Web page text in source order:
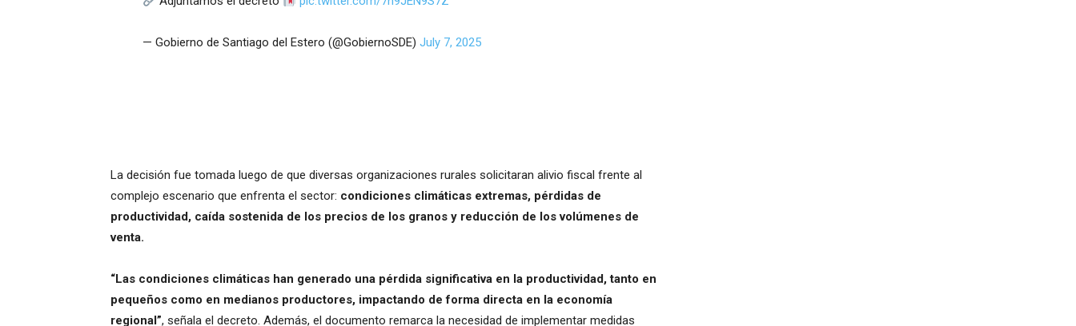
— Gobierno de Santiago del Estero (@GobiernoSDE) July 7, 2025
La decisión fue tomada luego de que diversas organizaciones rurales solicitaran alivio fiscal frente al
complejo escenario que enfrenta el sector: condiciones climáticas extremas, pérdidas de
productividad, caída sostenida de los precios de los granos y reducción de los volúmenes de
venta.
“Las condiciones climáticas han generado una pérdida significativa en la productividad, tanto en
pequeños como en medianos productores, impactando de forma directa en la economía
regional”, señala el decreto. Además, el documento remarca la necesidad de implementar medidas